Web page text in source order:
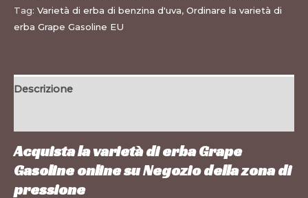
Tag: Varietà di erba di benzina d'uva, Ordinare la varietà di
erba Grape Gasoline EU
Descrizione
Acquista la varietà di erba Grape
Gasoline online suNegozio della zona di
pressione